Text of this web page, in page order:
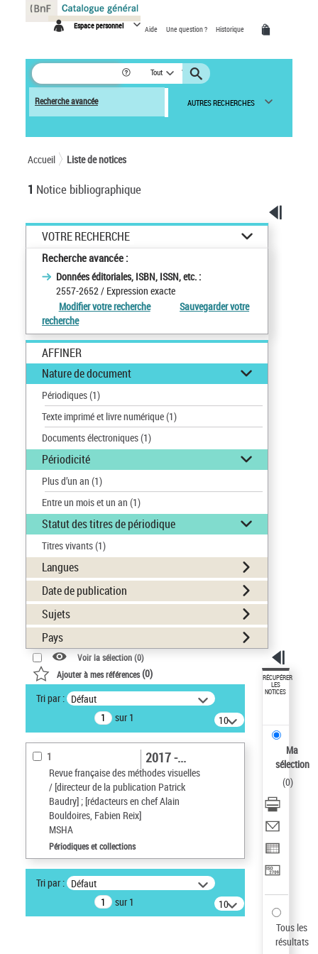
Espace personnel Aide Une question ? Historique
Tout
Recherche avancée AUTRES RECHERCHES
Accueil Liste de notices
1 Notice bibliographique
VOTRE RECHERCHE
Recherche avancée :
Données éditoriales, ISBN, ISSN, etc. :
2557-2652/ Expression exacte
Modifier votre recherche
Sauvegarder votre
recherche
AFFINER
Nature de document
Périodiques(1)
Texte imprimé et livre numérique(1)
Documents électroniques(1)
Périodicité
Plus d’un an (1)
Entre un mois et un an (1)
Statut des titres de périodique
Titres vivants(1)
Langues
Date de publication
Sujets
Pays
Voir la sélection (0)
Ajouter à mes références(0)
Tri par : Défaut
sur 1
10
résultats/page
1
Revue française des méthodes visuelles
/ [directeur de la publication Patrick
Baudry] ; [rédacteurs en chef Alain
Bouldoires, Fabien Reix]
MSHA
2017 -...
Périodiques et collections
Tri par : Défaut
sur 1
10
résultats/page
RÉCUPÉRER
LES
NOTICES
Ma
sélection
(0)
Tous les
résultats
Panneau de gestion des cookies